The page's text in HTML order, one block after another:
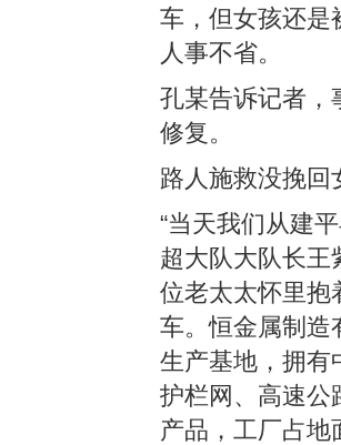
车，但女孩还是
人事不省。
孔某告诉记者，
修复。
路人施救没挽回
“当天我们从建
超大队大队长王
位老太太怀里抱
车。恒金属制造
生产基地，拥有
护栏网、高速公
产品，工厂占地